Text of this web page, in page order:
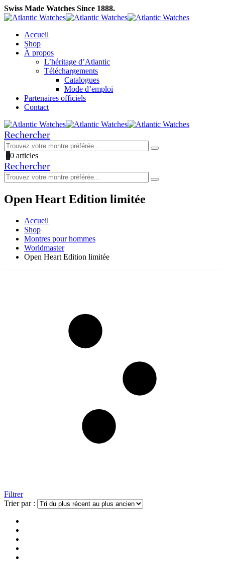
Swiss Made Watches Since 1888.
Accueil
Shop
À propos
L’héritage d’Atlantic
Téléchargements
Catalogues
Mode d’emploi
Partenaires officiels
Contact
Rechercher
00 articles
Rechercher
Open Heart Edition limitée
Accueil
Shop
Montres pour hommes
Worldmaster
Open Heart Edition limitée
Filtrer
Trier par :